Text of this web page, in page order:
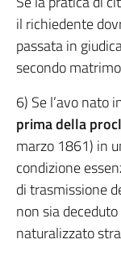
il richiedente
passata in
secondo
6) Se l’avo nato
prima della
marzo 1861) in
condizione
di trasmissione
non sia
naturalizzato